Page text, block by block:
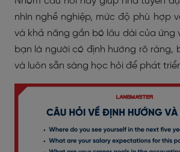
nhìn nghề nghiệp, mức độ phù hợp
và khả năng gắn bó lâu dài của ứng
bạn là người có định hướng rõ ràng,
và luôn sẵn sàng học hỏi để phát